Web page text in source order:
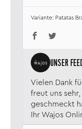
Vielen Dank
freut uns
geschmeckt
Ihr Wajos
Patatas